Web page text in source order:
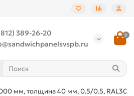
389-26-20
0
мм, толщина 40 мм, 0.5/0.5,